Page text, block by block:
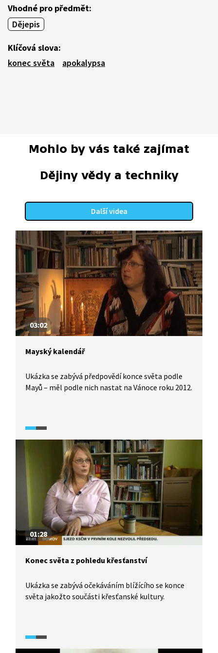
Vhodné pro předmět:
Dějepis
Klíčová slova:
konec světa
apokalypsa
Mohlo by vás také zajímat
Dějiny vědy a techniky
Další videa
03:02
Mayský kalendář
Ukázka se zabývá předpovědí konce světa podle
Mayů – měl podle nich nastat na Vánoce roku 2012.
01:28
Konec světa z pohledu křesťanství
Ukázka se zabývá očekáváním blížícího se konce
světa jakožto součásti křesťanské kultury.